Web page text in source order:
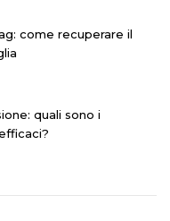
come recuperare il
quali sono i